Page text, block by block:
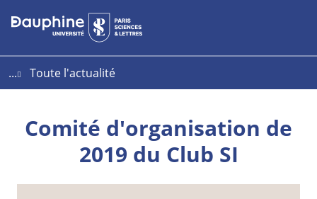
Aller
au
Aller
au
Plan
du
...
Toute l'actualité
Comité d'organisation de
2019 du Club SI